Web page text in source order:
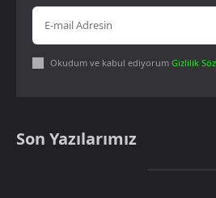
Okudum ve kabul ediyorum Gizlilik
Son Yazılarımız